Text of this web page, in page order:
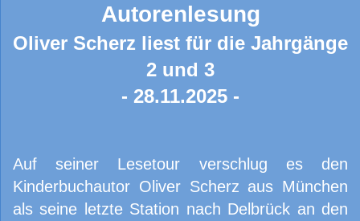
Autorenlesung
Oliver Scherz liest für die Jahrgänge
2 und 3
- 28.11.2025 -
Auf seiner Lesetour verschlug es den
Kinderbuchautor Oliver Scherz aus München
als seine letzte Station nach Delbrück an den